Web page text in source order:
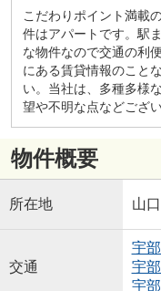
こだわりポイント満載
件はアパートです。駅
な物件なので交通の利
にある賃貸情報のこと
い。当社は、多種多様
望や不明な点などござ
物件概要
所在地 山
交通
宇
宇
宇